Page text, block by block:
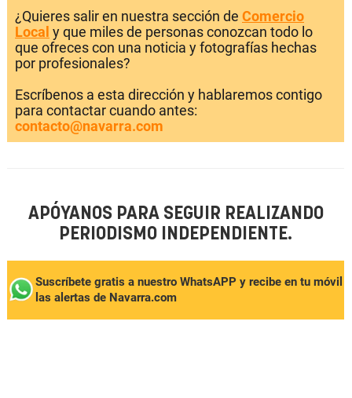
¿Quieres salir en nuestra sección de Comercio
Local y que miles de personas conozcan todo lo
que ofreces con una noticia y fotografías hechas
por profesionales?
Escríbenos a esta dirección y hablaremos contigo
para contactar cuando antes:
contacto@navarra.com
APÓYANOS PARA SEGUIR REALIZANDO
PERIODISMO INDEPENDIENTE.
Suscríbete gratis a nuestro WhatsAPP y recibe en tu móvil
las alertas de Navarra.com